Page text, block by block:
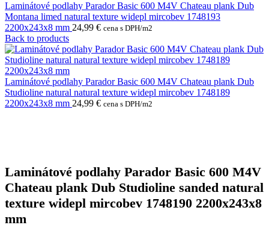
Laminátové podlahy Parador Basic 600 M4V Chateau plank Dub
Montana limed natural texture widepl mircobev 1748193
2200x243x8 mm 24,99 € cena s DPH/m2
Back to products
Laminátové podlahy Parador Basic 600 M4V Chateau plank Dub
Studioline natural natural texture widepl mircobev 1748189
2200x243x8 mm 24,99 € cena s DPH/m2
Laminátové podlahy Parador Basic 600 M4V
Chateau plank Dub Studioline sanded natural
texture widepl mircobev 1748190 2200x243x8
mm